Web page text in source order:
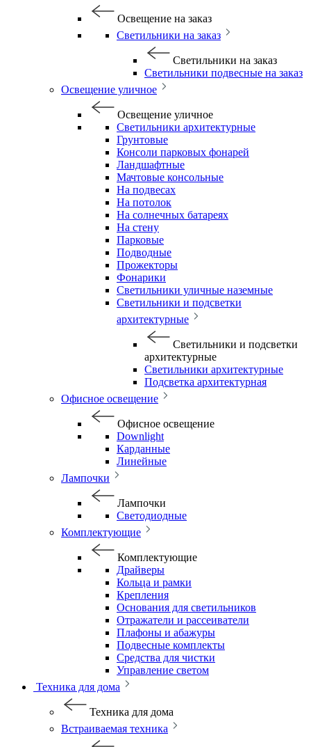
Освещение на заказ
Светильники на заказ
Светильники на заказ
Светильники подвесные на заказ
Освещение уличное
Освещение уличное
Светильники архитектурные
Грунтовые
Консоли парковых фонарей
Ландшафтные
Мачтовые консольные
На подвесах
На потолок
На солнечных батареях
На стену
Парковые
Подводные
Прожекторы
Фонарики
Светильники уличные наземные
Светильники и подсветки
архитектурные
Светильники и подсветки
архитектурные
Светильники архитектурные
Подсветка архитектурная
Офисное освещение
Офисное освещение
Downlight
Карданные
Линейные
Лампочки
Лампочки
Светодиодные
Комплектующие
Комплектующие
Драйверы
Кольца и рамки
Крепления
Основания для светильников
Отражатели и рассеиватели
Плафоны и абажуры
Подвесные комплекты
Средства для чистки
Управление светом
Техника для дома
Техника для дома
Встраиваемая техника